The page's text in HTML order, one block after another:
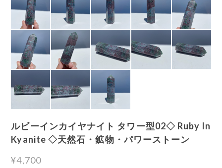
ルビーインカイヤナイト タワー型02◇ Ruby In
Kyanite ◇天然石・鉱物・パワーストーン
¥4,700